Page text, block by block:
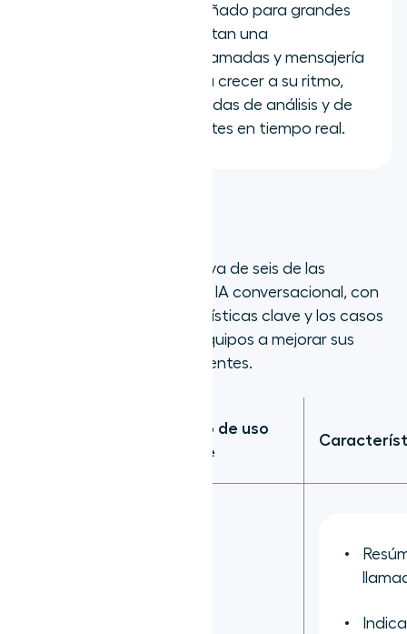
está diseñado para grandes
empresas que necesitan una
automatización de llamadas y mensajería
escalable, que pueda crecer a su ritmo,
con herramientas sólidas de análisis y de
asistencia a los agentes en tiempo real.
Aquí tienes una comparativa de seis de las
principales plataformas de IA conversacional, con
un enfoque en las características clave y los casos
de uso que ayudan a los equipos a mejorar sus
comunicaciones con los clientes.
Caso de uso
clave